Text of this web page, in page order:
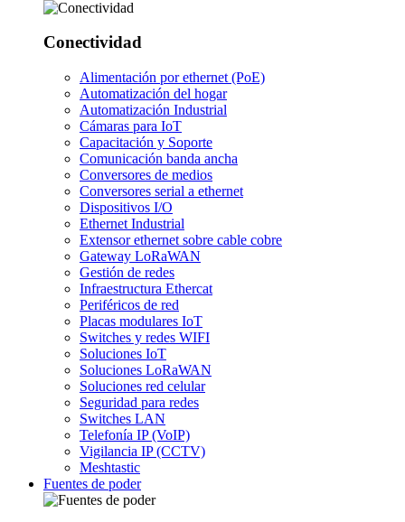
Conectividad
Alimentación por ethernet (PoE)
Automatización del hogar
Automatización Industrial
Cámaras para IoT
Capacitación y Soporte
Comunicación banda ancha
Conversores de medios
Conversores serial a ethernet
Dispositivos I/O
Ethernet Industrial
Extensor ethernet sobre cable cobre
Gateway LoRaWAN
Gestión de redes
Infraestructura Ethercat
Periféricos de red
Placas modulares IoT
Switches y redes WIFI
Soluciones IoT
Soluciones LoRaWAN
Soluciones red celular
Seguridad para redes
Switches LAN
Telefonía IP (VoIP)
Vigilancia IP (CCTV)
Meshtastic
Fuentes de poder